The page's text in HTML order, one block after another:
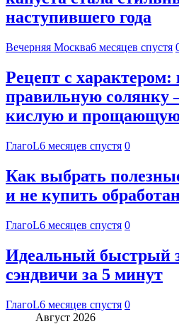
наступившего года
Вечерняя Москва6 месяцев спустя
Рецепт с характером:
правильную солянку
кислую и
ГлагоL6 месяцев спустя 0
Как выбрать
и не купить
ГлагоL6 месяцев спустя 0
Идеальный быстрый
сэндвичи за 5 минут
ГлагоL6 месяцев спустя 0
Август 2026